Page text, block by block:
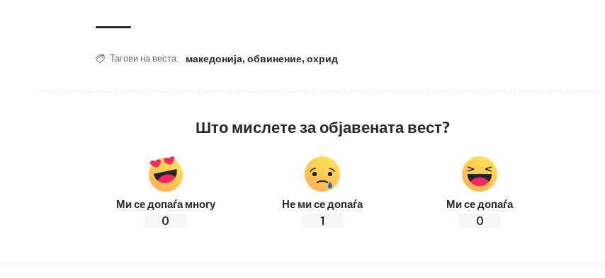
Тагови на веста: македонија, обвинение, охрид
Што мислете за објавената вест?
Ми се допаѓа многу
0
Не ми се допаѓа
1
Ми се допаѓа
0